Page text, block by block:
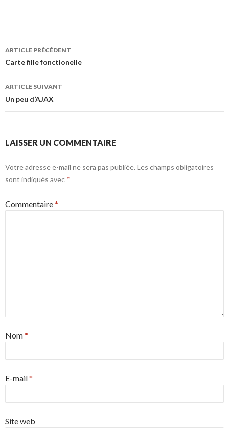
Navigation
de
l’article
ARTICLE PRÉCÉDENT
Carte fille fonctionelle
ARTICLE SUIVANT
Un peu d’AJAX
LAISSER UN COMMENTAIRE
Votre adresse e-mail ne sera pas publiée. Les champs obligatoires
sont indiqués avec *
Commentaire*
Nom*
E-mail*
Site web